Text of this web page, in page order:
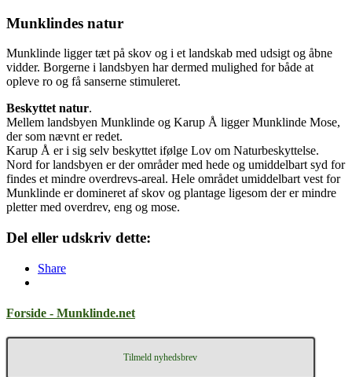
Munklindes natur
Munklinde ligger tæt på skov og i et landskab med udsigt og åbne
vidder. Borgerne i landsbyen har dermed mulighed for både at
opleve ro og få sanserne stimuleret.
Beskyttet natur.
Mellem landsbyen Munklinde og Karup Å ligger Munklinde Mose,
der som nævnt er redet.
Karup Å er i sig selv beskyttet ifølge Lov om Naturbeskyttelse.
Nord for landsbyen er der områder med hede og umiddelbart syd for
findes et mindre overdrevs-areal. Hele området umiddelbart vest for
Munklinde er domineret af skov og plantage ligesom der er mindre
pletter med overdrev, eng og mose.
Del eller udskriv dette:
Share
Forside - Munklinde.net
Tilmeld nyhedsbrev